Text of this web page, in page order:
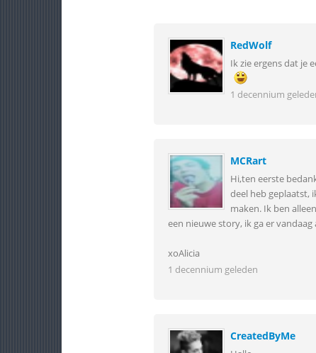
RedWolf
Ik zie ergens dat je
1 decennium
MCRart
Hi,ten eerste
deel heb geplaatst,
maken. Ik ben
een nieuwe story, ik ga er
xoAlicia
1 decennium geleden
CreatedByMe